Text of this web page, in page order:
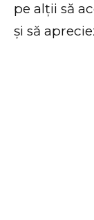
pe alții să
și să